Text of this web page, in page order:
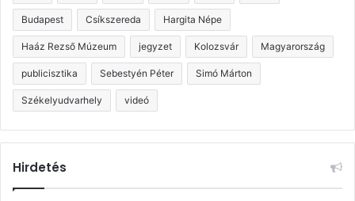
Budapest Csíkszereda Hargita Népe
Haáz Rezső Múzeum jegyzet Kolozsvár Magyarország
publicisztika Sebestyén Péter Simó Márton
Székelyudvarhely videó
Hirdetés